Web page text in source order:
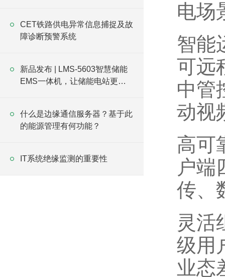
CET铁路供电异常信息捕捉及故
障诊断预警系统
新品发布 | LMS-5603智慧储能
EMS一体机，让储能电站更可
什么是边缘通信服务器？基于此
的能源管理有何功能？
IT系统绝缘监测的重要性
电场
智能
可远
中管
动视
高可
户端
传、
灵活
级用
业态